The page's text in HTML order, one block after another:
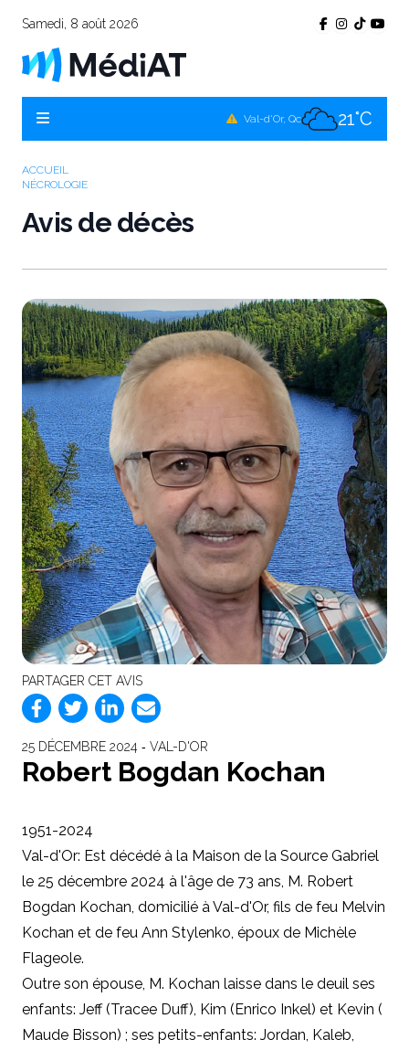
Samedi, 8 août 2026
Val-d'Or, Qc 21°C
ACCUEIL
NÉCROLOGIE
Avis de décès
PARTAGER CET AVIS
25 DÉCEMBRE 2024 ‐ VAL-D'OR
Robert Bogdan Kochan
1951-2024
Val-d'Or: Est décédé à la Maison de la Source Gabriel
le 25 décembre 2024 à l'âge de 73 ans, M. Robert
Bogdan Kochan, domicilié à Val-d'Or, fils de feu Melvin
Kochan et de feu Ann Stylenko, époux de Michèle
Flageole.
Outre son épouse, M. Kochan laisse dans le deuil ses
enfants: Jeff (Tracee Duff), Kim (Enrico Inkel) et Kevin (
Maude Bisson) ; ses petits-enfants: Jordan, Kaleb,